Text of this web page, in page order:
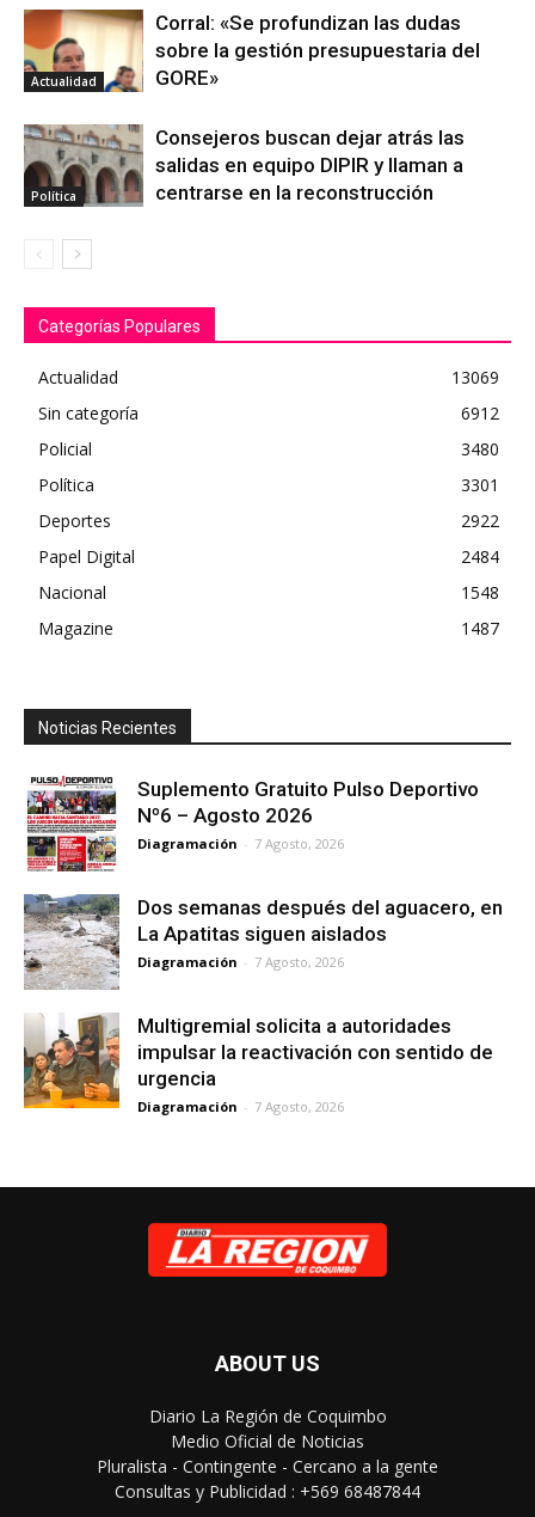
Actualidad
Corral: «Se profundizan las dudas
sobre la gestión presupuestaria del
GORE»
Política
Consejeros buscan dejar atrás las
salidas en equipo DIPIR y llaman a
centrarse en la reconstrucción
Categorías Populares
Actualidad
13069
Sin categoría
6912
Policial
3480
Política
3301
Deportes
2922
Papel Digital
2484
Nacional
1548
Magazine
1487
Noticias Recientes
Suplemento Gratuito Pulso Deportivo
Nº6 – Agosto 2026
Diagramación - 7 Agosto, 2026
Dos semanas después del aguacero, en
La Apatitas siguen aislados
Diagramación - 7 Agosto, 2026
Multigremial solicita a autoridades
impulsar la reactivación con sentido de
urgencia
Diagramación - 7 Agosto, 2026
ABOUT US
Diario La Región de Coquimbo
Medio Oficial de Noticias
Pluralista - Contingente - Cercano a la gente
Consultas y Publicidad : +569 68487844